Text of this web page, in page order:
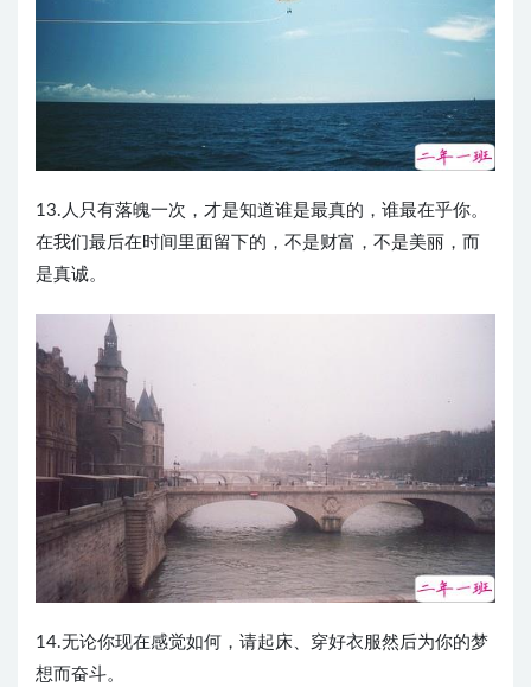
13.人只有落魄一次，才是知道谁是最真的，谁最在乎你。
在我们最后在时间里面留下的，不是财富，不是美丽，而
是真诚。
14.无论你现在感觉如何，请起床、穿好衣服然后为你的梦
想而奋斗。